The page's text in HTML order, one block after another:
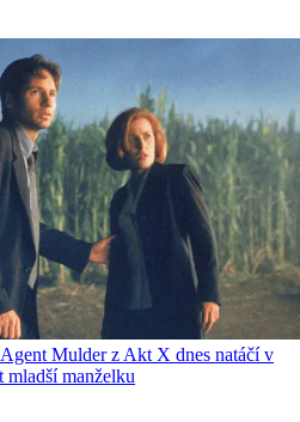
Mulder z Akt X dnes natáčí v
mladší manželku